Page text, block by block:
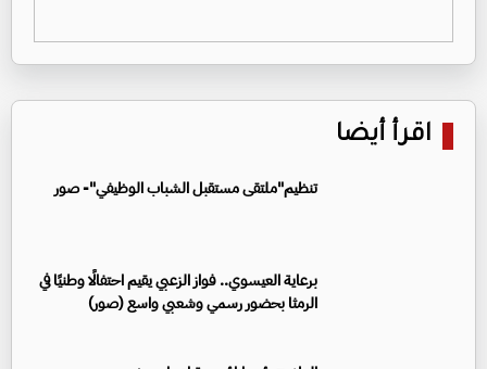
اقرأ أيضا
تنظيم"ملتقى مستقبل الشباب الوظيفي"- صور
برعاية العيسوي.. فواز الزعبي يقيم احتفالًا وطنيًا في
الرمثا بحضور رسمي وشعبي واسع (صور)